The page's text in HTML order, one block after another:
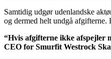
Samtidig udgør udenlandske
og dermed helt undgå afgifterne.
“Hvis afgifterne ikke afspejler
CEO for Smurfit Westrock